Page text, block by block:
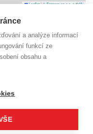
Leaflet|© Seznam.cz a.s. a další
a analýze informací
funkcí ze
obsahu a